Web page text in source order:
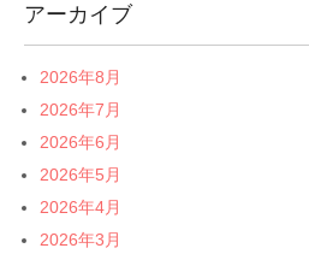
アーカイブ
2026年8月
2026年7月
2026年6月
2026年5月
2026年4月
2026年3月